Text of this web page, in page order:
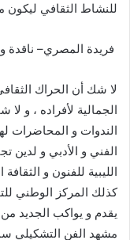
للنشاط الثقافي ليكون
فريدة المصري– ناقدة
لا شك أن الحراك
الجمالية لأفراده ، و
الندوات و المحاضرات
الفني و الأدبي و لدين
الليبية للفنون و
كذلك المركز الوطني
يقدم و يواكب الجديد
مشهد الفن التشكيلي